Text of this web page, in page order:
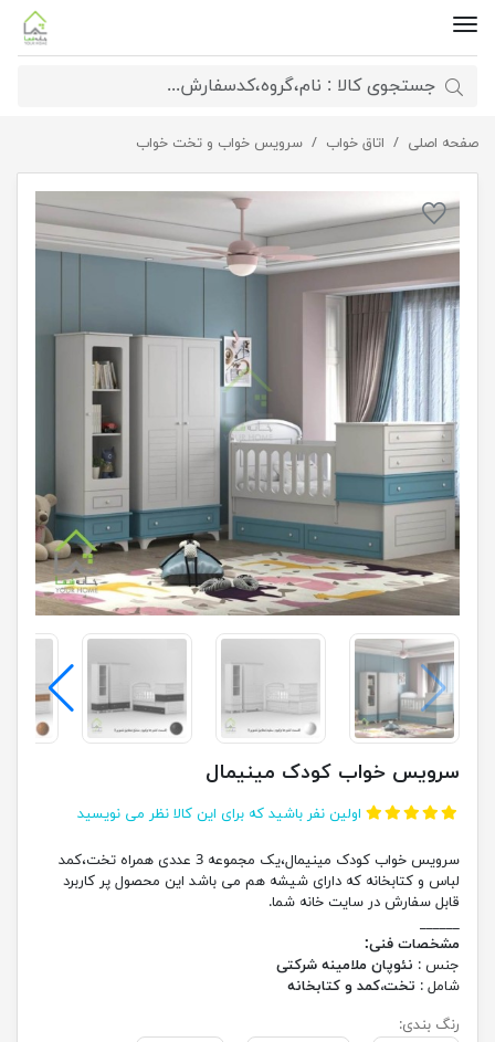
صفحه اصلی اتاق خواب سرویس خواب و تخت خوابسرویس خواب کودک مینیمال
سرویس خواب کودک مینیمال
اولین نفر باشید که برای این کالا نظر می نویسید
سرویس خواب کودک مینیمال،یک مجموعه 3 عددی همراه تخت،کمد
لباس و کتابخانه که دارای شیشه هم می باشد این محصول پر کاربرد
قابل سفارش در سایت خانه شما.
______
مشخصات فنی:
جنس : نئوپان ملامینه شرکتی
شامل : تخت،کمد و کتابخانه
رنگ بندی: